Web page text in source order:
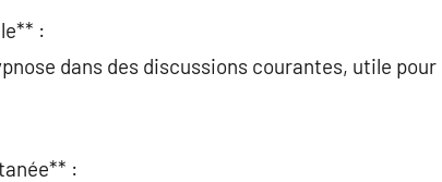
:
dans des discussions courantes, utile
: